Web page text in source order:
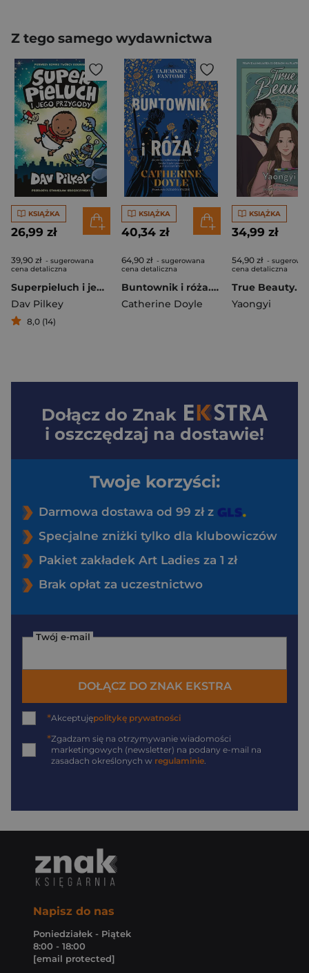
Z tego samego wydawnictwa
KSIĄŻKA
26,99 zł
39,90 zł - sugerowana
cena detaliczna
Superpieluch i jego przygody
Dav Pilkey
8,0 (14)
KSIĄŻKA
40,34 zł
64,90 zł - sugerowana
cena detaliczna
Buntownik i róża. Tajemnice Fantome. Tom 2
Catherine Doyle
KSIĄŻKA
34,99 zł
54,90 zł -
cena detaliczna
Yaongyi
Dołącz do Znak
i oszczędzaj na dostawie!
Twoje korzyści:
Darmowa dostawa od 99 zł z
Specjalne zniżki tylko dla klubowiczów
Pakiet zakładek Art Ladies za 1 zł
Brak opłat za uczestnictwo
Twój e-mail
DOŁĄCZ DO ZNAK EKSTRA
*Akceptujępolitykę prywatności
*Zgadzam się na otrzymywanie wiadomości
marketingowych (newsletter) na podany e-mail na
zasadach określonych w regulaminie.
Napisz do nas
Poniedziałek - Piątek
8:00 - 18:00
[email protected]